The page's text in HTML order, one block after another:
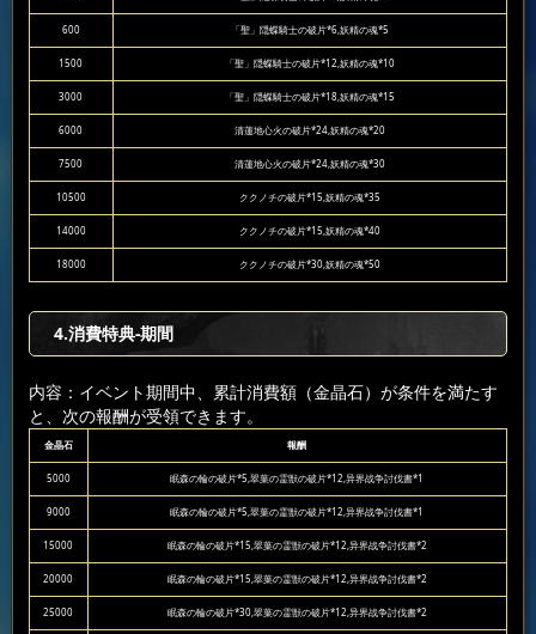
600 「聖」隠蝶騎士の破片*6,妖精の魂*5
1500 「聖」隠蝶騎士の破片*12,妖精の魂*10
3000 「聖」隠蝶騎士の破片*18,妖精の魂*15
6000 清蓮地心火の破片*24,妖精の魂*20
7500 清蓮地心火の破片*24,妖精の魂*30
10500 ククノチの破片*15,妖精の魂*35
14000 ククノチの破片*15,妖精の魂*40
18000 ククノチの破片*30,妖精の魂*50
4.消費特典-期間
内容：イベント期間中、累計消費額（金晶石）が条件を満たす
と、次の報酬が受領できます。
金晶石 報酬
5000 眠森の輪の破片*5,翠葉の霊獣の破片*12,异界战争討伐書*1
9000 眠森の輪の破片*5,翠葉の霊獣の破片*12,异界战争討伐書*1
15000 眠森の輪の破片*15,翠葉の霊獣の破片*12,异界战争討伐書*2
20000 眠森の輪の破片*15,翠葉の霊獣の破片*12,异界战争討伐書*2
25000 眠森の輪の破片*30,翠葉の霊獣の破片*12,异界战争討伐書*2